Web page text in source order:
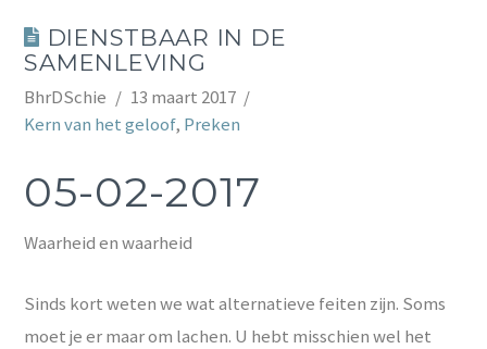
DIENSTBAAR IN DE
SAMENLEVING
BhrDSchie
13 maart 2017
Kern van het geloof, Preken
05-02-2017
Waarheid en waarheid
Sinds kort weten we wat alternatieve feiten zijn. Soms
moet je er maar om lachen. U hebt misschien wel het